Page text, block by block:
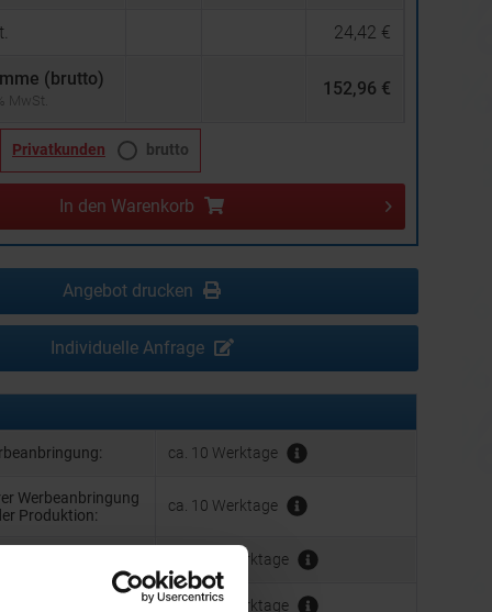
24,42 €
(brutto)
MwSt.
152,96 €
Privatkunden brutto
In den Warenkorb
Angebot drucken
Individuelle Anfrage
ca. 10 Werktage
Werbeanbringung
Produktion:
ca. 10 Werktage
ca. 3 - 5 Werktage
ca. 3 - 5 Werktage